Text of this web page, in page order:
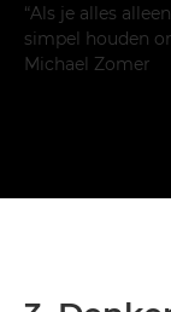
“Als je alles
simpel houden
Michael Zomer